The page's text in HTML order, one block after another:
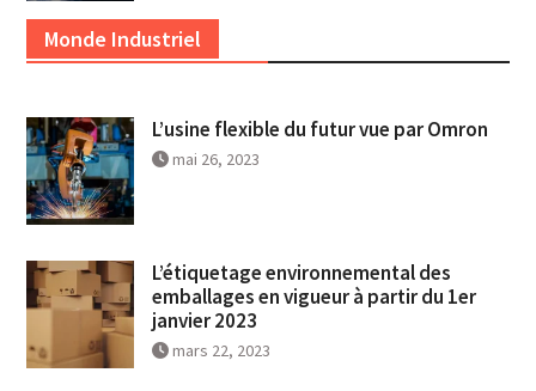
Monde Industriel
L’usine flexible du futur vue par Omron
mai 26, 2023
L’étiquetage environnemental des
emballages en vigueur à partir du 1er
janvier 2023
mars 22, 2023